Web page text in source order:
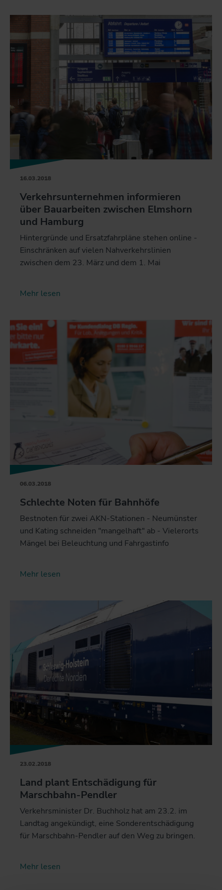
16.03.2018
Verkehrsunternehmen informieren
über Bauarbeiten zwischen Elmshorn
und Hamburg
Hintergründe und Ersatzfahrpläne stehen online -
Einschränken auf vielen Nahverkehrslinien
zwischen dem 23. März und dem 1. Mai
Mehr lesen
06.03.2018
Schlechte Noten für Bahnhöfe
Bestnoten für zwei AKN-Stationen - Neumünster
und Kating schneiden "mangelhaft" ab - Vielerorts
Mängel bei Beleuchtung und Fahrgastinfo
Mehr lesen
23.02.2018
Land plant Entschädigung für
Marschbahn-Pendler
Verkehrsminister Dr. Buchholz hat am 23.2. im
Landtag angekündigt, eine Sonderentschädigung
für Marschbahn-Pendler auf den Weg zu bringen.
Mehr lesen